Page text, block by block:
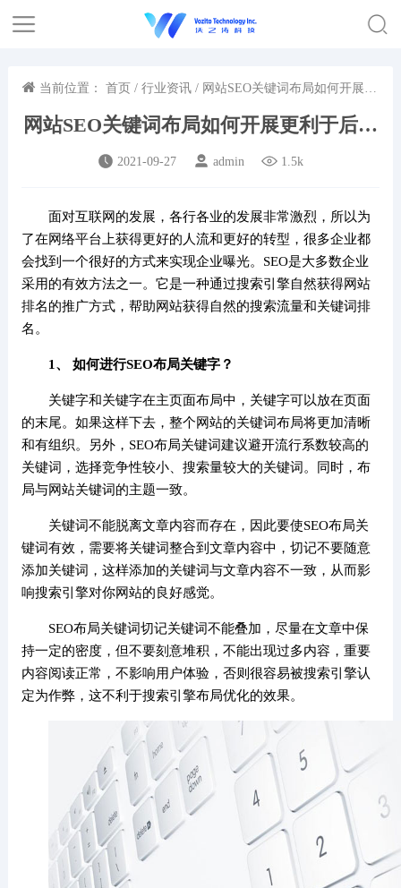
当前位置： 首页 / 行业资讯/ 网站SEO关键词布局如何开展更
网站SEO关键词布局如何开展更利于后期
优化效果？
2021-09-27 admin 1.5k
面对互联网的发展，各行各业的发展非常激烈，所以为
了在网络平台上获得更好的人流和更好的转型，很多企业都
会找到一个很好的方式来实现企业曝光。SEO是大多数企业
采用的有效方法之一。它是一种通过搜索引擎自然获得网站
排名的推广方式，帮助网站获得自然的搜索流量和关键词排
名。
1、 如何进行SEO布局关键字？
关键字和关键字在主页面布局中，关键字可以放在页面
的末尾。如果这样下去，整个网站的关键词布局将更加清晰
和有组织。另外，SEO布局关键词建议避开流行系数较高的
关键词，选择竞争性较小、搜索量较大的关键词。同时，布
局与网站关键词的主题一致。
关键词不能脱离文章内容而存在，因此要使SEO布局关
键词有效，需要将关键词整合到文章内容中，切记不要随意
添加关键词，这样添加的关键词与文章内容不一致，从而影
响搜索引擎对你网站的良好感觉。
SEO布局关键词切记关键词不能叠加，尽量在文章中保
持一定的密度，但不要刻意堆积，不能出现过多内容，重要
内容阅读正常，不影响用户体验，否则很容易被搜索引擎认
定为作弊，这不利于搜索引擎布局优化的效果。